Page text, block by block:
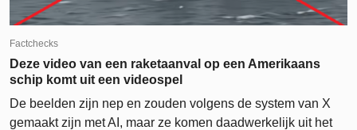
Factchecks
Deze video van een raketaanval op een Amerikaans
schip komt uit een videospel
De beelden zijn nep en zouden volgens de system van X
gemaakt zijn met AI, maar ze komen daadwerkelijk uit het